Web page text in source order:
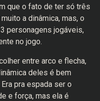
que o fato de ter só três
a dinâmica, mas, o
personagens jogáveis,
no jogo.
entre arco e flecha,
deles é bem
pra espada ser o
e força, mas ela é